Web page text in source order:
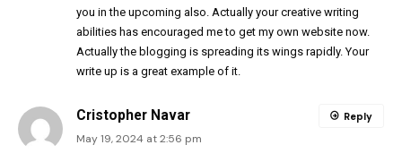
you in the upcoming also. Actually your creative writing
abilities has encouraged me to get my own website now.
Actually the blogging is spreading its wings rapidly. Your
write up is a great example of it.
Cristopher Navar
May 19, 2024 at 2:56 pm
Reply